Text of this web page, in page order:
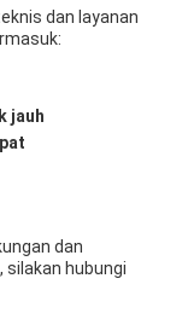
dan layanan
jauh
dan
silakan hubungi